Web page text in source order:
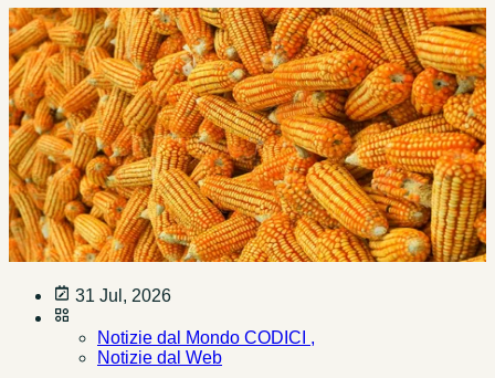
31 Jul, 2026
Notizie dal Mondo CODICI ,
Notizie dal Web